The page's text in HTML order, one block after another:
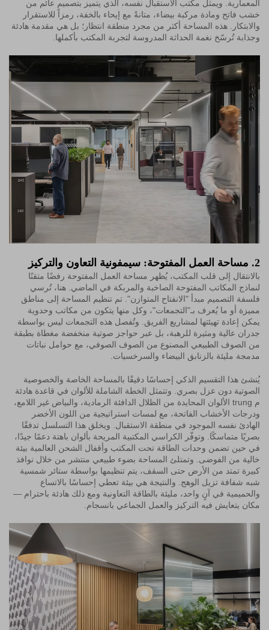
المعمارية. ويمثل مكتب الاستقبال نفسه، الذي يتميز بتصميم عائم من
خشب فاتح ومادة مركبة بيضاء، متانةً مع إيحاء بالخفة، رمزاً للاستقرار
والابتكار. هذه المساحة أكثر من مجرد منطقة انتظار؛ بل هي مقدمة هادئة
وجذابة تُرسّخ نغمة الحداثة المدروسة لتجربة المكتب بأكملها.
2. مساحة العمل المفتوحة: سيمفونية التعاون والتركيز
بالانتقال إلى قلب المكتب، يُظهر مساحة العمل المفتوحة رفضًا متقنًا
لنماذج المكاتب المفتوحة الصاخبة والمربكة في الماضي. هنا، تُرسي
فلسفة التصميم مبدأ "الانفتاح المتوازن". تم تنظيم المساحة إلى مناطق
مميزة أو ما يُعرف بـ"التجمعات"، وكل منها يتكون من مكاتب وحدوية
يمكن إعادة تهيئتها لمشاريع الفريق. وتُفصل هذه التجمعات ليس بواسطة
جدران عالية ومثيرة للرهبة، بل عبر حواجز صوتية منخفضة مغطاة بطبقة
من الصوف الطبيعي المصنوع من الصوف الصوفي، مع حوامل نباتات
مدمجة مليئة بالزنابق البيضاء والسرخسيات.
يُنشئ هذا التقسيم الذكي إحساسًا دقيقًا بالمساحة الخاصة والخصوصية
الصوتية دون عزل بصري. وتتمثل الخطة الشاملة للألوان في قاعدة هادئة
م trung الألوان المحايدة من الظلال الدافئة الرمادية، والبياض غير اللامع،
ودرجات الأخشاب الفاتحة، مع لمسات استراتيجية من اللون الأخضر
الهادئ نفسه الموجود في منطقة الاستقبال. ويخلق هذا التسلسل تدفقًا
بصريًا متماسكًا. وتوفّر الكراسي المكتبية المريحة بألوان باهتة دعمًا جيدًا،
في حين تضمن وحدات الطاقة تحت المكتب وأقفال الشحن العالمية بيئة
خالية من الفوضى. وتمتلئ المساحة بضوء طبيعي منتشر من خلال نوافذ
كبيرة تمتد من الأرض حتى السقف، يتم تنظيمها بواسطة ستائر شمسية
شبه شفافة تزيل الوهج. والنتيجة هي بيئة تعطي إحساسًا بالاتساع
والحميمية في آنٍ واحد، مليئة بالطاقة التعاونية ومع ذلك هادئة باحترام —
مكان يتعايش فيه التركيز والعمل الجماعي بانسجام.